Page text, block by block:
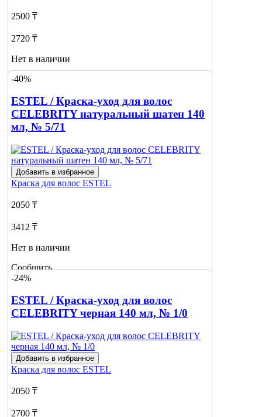
2500 ₸
2720 ₸
Нет в наличии
Сообщить
-40%
ESTEL / Краска-уход для волос
CELEBRITY натуральный шатен 140
мл, № 5/71
Добавить в избранное
Краска для волос ESTEL
2050 ₸
3412 ₸
Нет в наличии
Сообщить
о наличии
-24%
ESTEL / Краска-уход для волос
CELEBRITY черная 140 мл, № 1/0
Добавить в избранное
Краска для волос ESTEL
2050 ₸
2700 ₸